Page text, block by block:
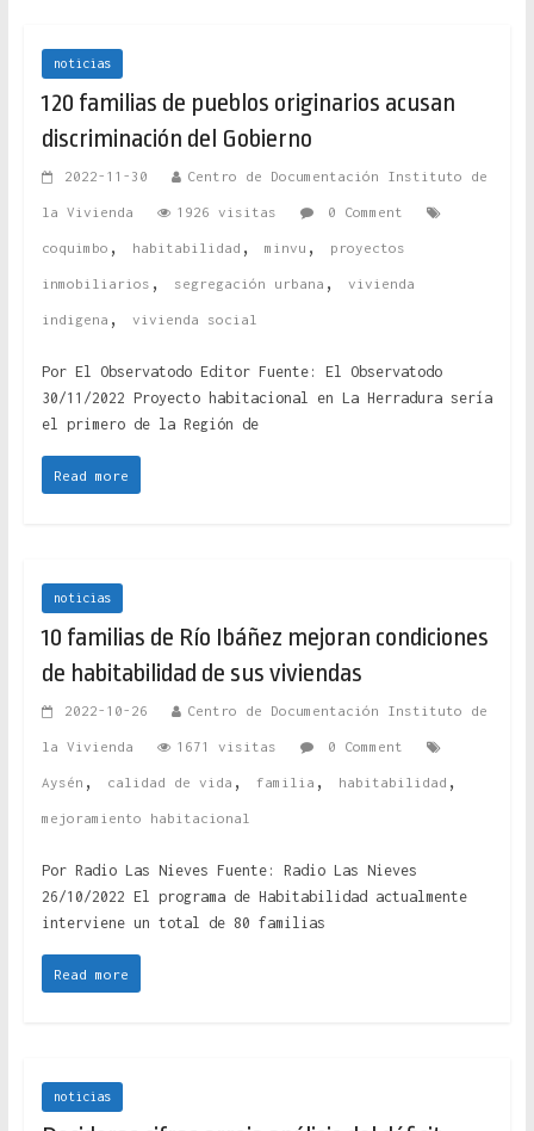
noticias
120 familias de pueblos originarios acusan
discriminación del Gobierno
2022-11-30 Centro de Documentación Instituto de
la Vivienda 1926 visitas 0 Comment
coquimbo , habitabilidad , minvu , proyectos
inmobiliarios , segregación urbana , vivienda
indigena , vivienda social
Por El Observatodo Editor Fuente: El Observatodo
30/11/2022 Proyecto habitacional en La Herradura sería
el primero de la Región de
Read more
noticias
10 familias de Río Ibáñez mejoran condiciones
de habitabilidad de sus viviendas
2022-10-26 Centro de Documentación Instituto de
la Vivienda 1671 visitas 0 Comment
Aysén , calidad de vida , familia , habitabilidad ,
mejoramiento habitacional
Por Radio Las Nieves Fuente: Radio Las Nieves
26/10/2022 El programa de Habitabilidad actualmente
interviene un total de 80 familias
Read more
noticias